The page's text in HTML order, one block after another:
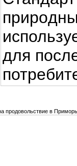
для
продовольствие в